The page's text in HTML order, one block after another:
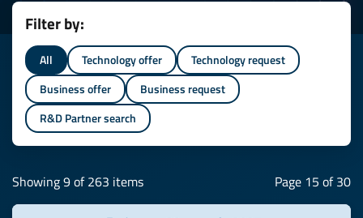
Filter by:
All Technology offer
Technology request
Business offer
Business request
R&D Partner search
Showing 9 of 263 items Page 15 of 30